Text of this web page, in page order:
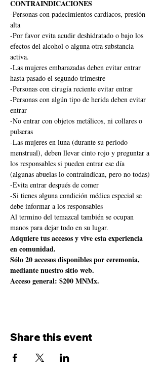
CONTRAINDICACIONES
-Personas con padecimientos cardiacos, presión
alta
-Por favor evita acudir deshidratado o bajo los
efectos del alcohol o alguna otra substancia
activa.
-Las mujeres embarazadas deben evitar entrar
hasta pasado el segundo trimestre
-Personas con cirugía reciente evitar entrar
-Personas con algún tipo de herida deben evitar
entrar
-No entrar con objetos metálicos, ni collares o
pulseras
-Las mujeres en luna (durante su periodo
menstrual), deben llevar cinto rojo y preguntar a
los responsables si pueden entrar ese día
(algunas abuelas lo contraindican, pero no todas)
-Evita entrar después de comer
-Si tienes alguna condición médica especial se
debe informar a los responsables
Al termino del temazcal también se ocupan
manos para dejar todo en su lugar.
Adquiere tus accesos y vive esta experiencia
en comunidad.
Sólo 20 accesos disponibles por ceremonia,
mediante nuestro sitio web.
Acceso general: $200 MNMx.
Share this event